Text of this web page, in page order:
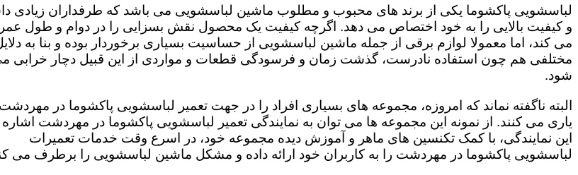
لباسشویی پاکشوما یکی از برند های محبوب و مطلوب ماشین لباسشویی می باشد که طرفداران زیادی
و کیفیت بالایی را به خود اختصاص می دهد. اگرچه کیفیت یک محصول نقش بسزایی را در دوام و طول عمر
می کند، اما معمولا لوازم برقی از جمله ماشین لباسشویی از حساسیت بسیاری برخوردار بوده و بنا به
مختلفی هم چون استفاده نادرست، گذشت زمان و فرسودگی قطعات و مواردی از این قبیل دچار خرابی
شود.
البته ناگفته نماند که امروزه، مجموعه های بسیاری افراد را در جهت تعمیر لباسشویی پاکشوما در مهردشت
یاری می کنند. از نمونه این مجموعه ها می توان به نمایندگی تعمیر لباسشویی پاکشوما در مهردشت اشاره
این نمایندگی، با کمک تکنسین های ماهر و آموزش دیده مجموعه خود، در اسرع وقت خدمات تعمیرات
لباسشویی پاکشوما در مهردشت را به کاربران خود ارائه داده و مشکل ماشین لباسشویی را برطرف می